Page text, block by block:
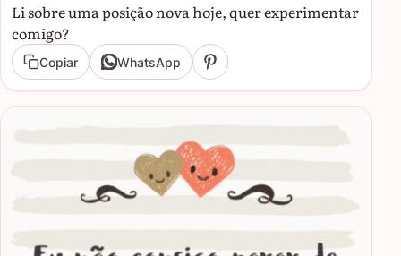
Li sobre uma posição nova hoje, quer experimentar
comigo?
Copiar WhatsApp